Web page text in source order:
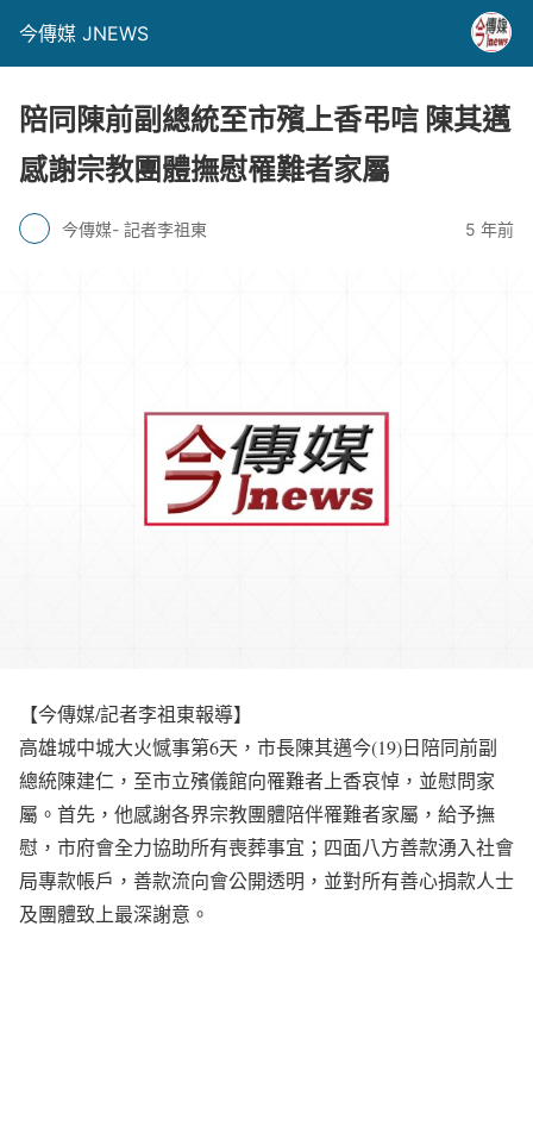
今傳媒 JNEWS
陪同陳前副總統至市殯上香弔唁 陳其邁
感謝宗教團體撫慰罹難者家屬
今傳媒- 記者李祖東 5 年前
【今傳媒/記者李祖東報導】
高雄城中城大火憾事第6天，市長陳其邁今(19)日陪同前副
總統陳建仁，至市立殯儀館向罹難者上香哀悼，並慰問家
屬。首先，他感謝各界宗教團體陪伴罹難者家屬，給予撫
慰，市府會全力協助所有喪葬事宜；四面八方善款湧入社會
局專款帳戶，善款流向會公開透明，並對所有善心捐款人士
及團體致上最深謝意。